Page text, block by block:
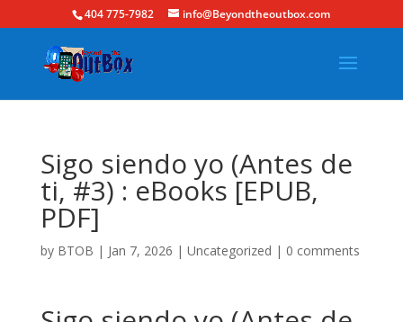
404 775-7982 info@Beyondtheoutbox.com
Sigo siendo yo (Antes de
ti, #3) : eBooks [EPUB,
PDF]
by BTOB | Jan 7, 2026 | Uncategorized | 0 comments